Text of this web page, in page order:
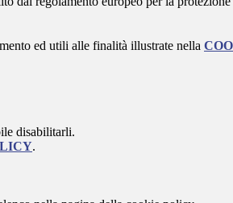
ed utili alle finalità illustrate nella
disabilitarli.
.